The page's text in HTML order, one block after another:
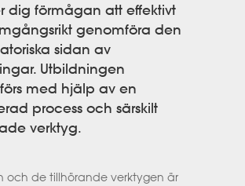
dig förmågan att effektivt
genomföra den
sidan av
Utbildningen
med hjälp av en
process och särskilt
verktyg.
och de tillhörande verktygen är